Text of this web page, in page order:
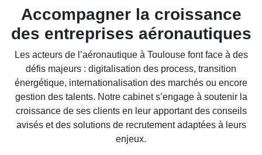
Accompagner la croissance
des entreprises aéronautiques
Les acteurs de l’aéronautique à Toulouse font face à des
défis majeurs : digitalisation des process, transition
énergétique, internationalisation des marchés ou encore
gestion des talents. Notre cabinet s’engage à soutenir la
croissance de ses clients en leur apportant des conseils
avisés et des solutions de recrutement adaptées à leurs
enjeux.